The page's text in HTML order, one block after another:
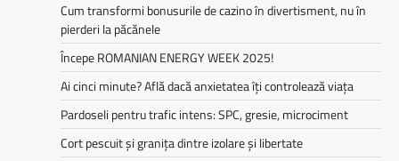
Cum transformi bonusurile de cazino în divertisment, nu în
pierderi la păcănele
Începe ROMANIAN ENERGY WEEK 2025!
Ai cinci minute? Află dacă anxietatea îți controlează viața
Pardoseli pentru trafic intens: SPC, gresie, microciment
Cort pescuit și granița dintre izolare și libertate